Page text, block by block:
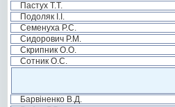
Пастух Т.Т.
Подоляк І.І.
Семенуха Р.С.
Сидорович Р.М.
Скрипник О.О.
Сотник О.С.
Барвіненко В.Д.